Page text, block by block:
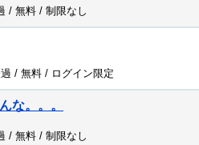
/ 無料 / 制限なし
/ 無料 / ログイン限定
な。。。
/ 無料 / 制限なし